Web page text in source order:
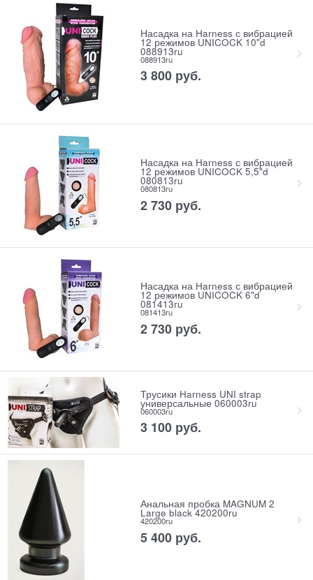
Насадка на Harness с вибрацией
12 режимов UNICOCK 10"d
088913ru
088913ru
3 800 руб.
Насадка на Harness с вибрацией
12 режимов UNICOCK 5,5"d
080813ru
080813ru
2 730 руб.
Насадка на Harness с вибрацией
12 режимов UNICOCK 6"d
081413ru
081413ru
2 730 руб.
Трусики Harness UNI strap
универсальные 060003ru
060003ru
3 100 руб.
Анальная пробка MAGNUM 2
Large black 420200ru
420200ru
5 400 руб.